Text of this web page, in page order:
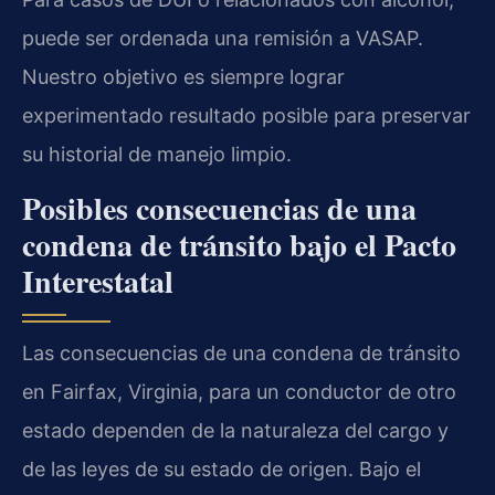
puede ser ordenada una remisión a VASAP.
Nuestro objetivo es siempre lograr
experimentado resultado posible para preservar
su historial de manejo limpio.
Posibles consecuencias de una
condena de tránsito bajo el Pacto
Interestatal
Las consecuencias de una condena de tránsito
en Fairfax, Virginia, para un conductor de otro
estado dependen de la naturaleza del cargo y
de las leyes de su estado de origen. Bajo el